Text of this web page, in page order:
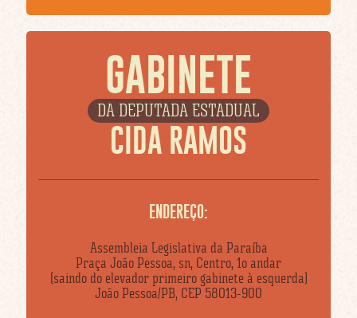
GABINETE
DA DEPUTADA ESTADUAL
CIDA RAMOS
ENDEREÇO:
Assembleia Legislativa da Paraíba
Praça João Pessoa, sn, Centro, 1o andar
(saindo do elevador primeiro gabinete à esquerda)
João Pessoa/PB, CEP 58013-900